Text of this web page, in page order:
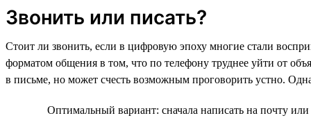
Звонить или писать?
Стоит ли звонить, если в цифровую эпоху многие стали
форматом общения в том, что по телефону труднее уйти от
в письме, но может счесть возможным проговорить устно.
Оптимальный вариант: сначала написать на почту